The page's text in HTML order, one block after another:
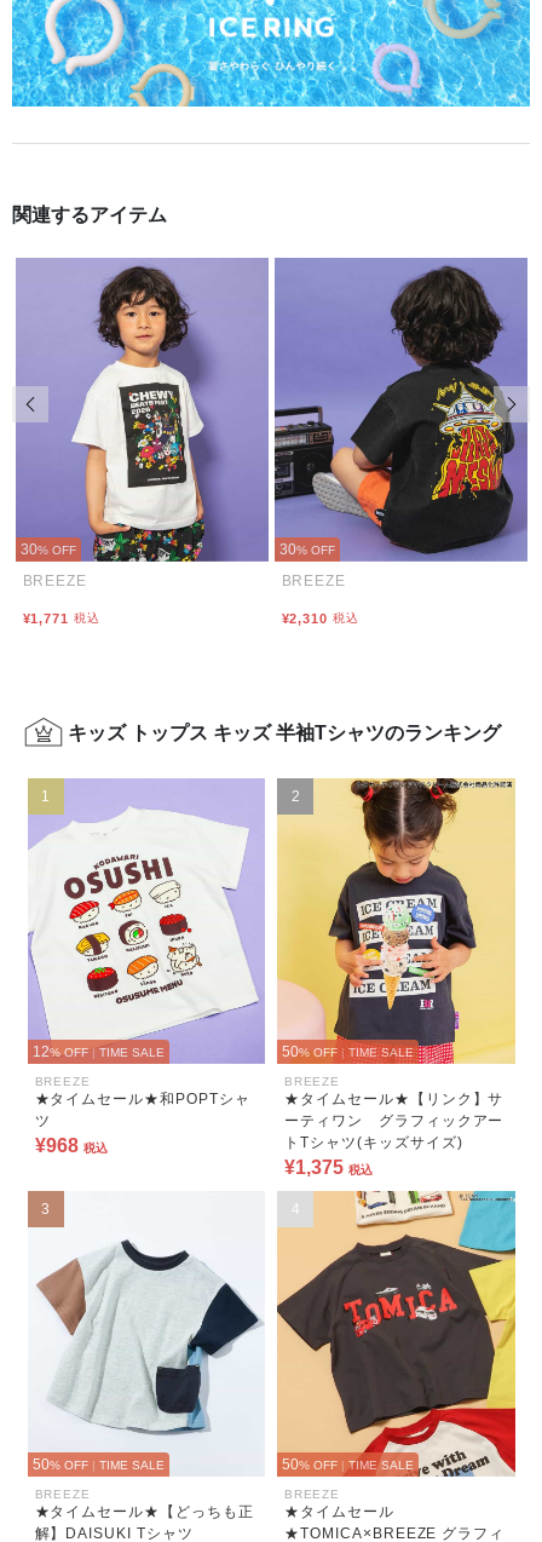
関連するアイテム
30% OFF
BREEZE
¥1,771 税込
30% OFF
BREEZE
¥2,310 税込
前の画像 次
キッズ トップス キッズ 半袖Tシャツのランキング
1
12% OFF | TIME SALE
BREEZE
★タイムセール★和POPTシャ
ツ
¥968 税込
2
50% OFF | TIME SALE
BREEZE
★タイムセール★【リンク】サ
ーティワン グラフィックアー
トTシャツ(キッズサイズ)
¥1,375 税込
3
50% OFF | TIME SALE
BREEZE
★タイムセール★【どっちも正
解】DAISUKI Tシャツ
4
50% OFF | TIME SALE
BREEZE
★タイムセール
★TOMICA×BREEZE グラフィ